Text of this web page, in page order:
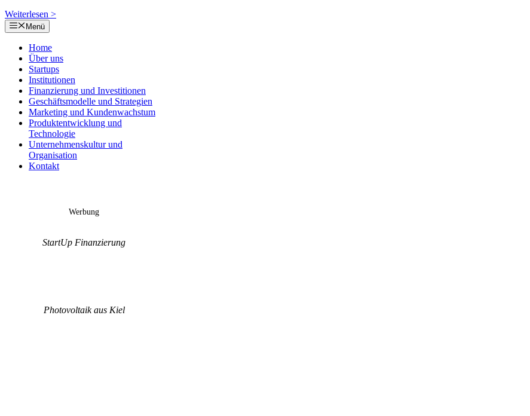
Weiterlesen >
Menü
Home
Über uns
Startups
Institutionen
Finanzierung und Investitionen
Geschäftsmodelle und Strategien
Marketing und Kundenwachstum
Produktentwicklung und
Technologie
Unternehmenskultur und
Organisation
Kontakt
Werbung
StartUp Finanzierung
Photovoltaik aus Kiel